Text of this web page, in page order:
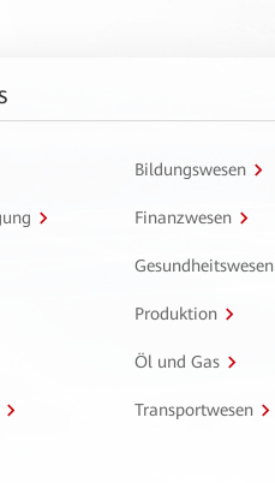
Bildungswesen
Finanzwesen
Gesundheitswesen
Produktion
Öl und Gas
Transportwesen